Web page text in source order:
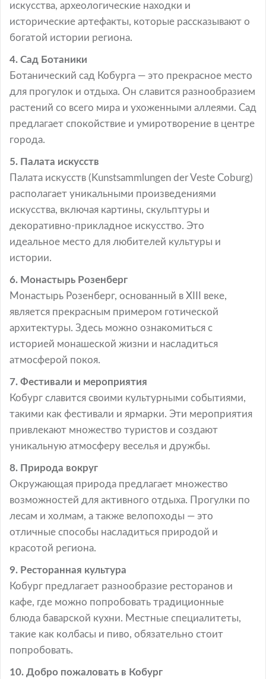
искусства, археологические находки и
исторические артефакты, которые рассказывают о
богатой истории региона.
4. Сад Ботаники
Ботанический сад Кобурга — это прекрасное место
для прогулок и отдыха. Он славится разнообразием
растений со всего мира и ухоженными аллеями. Сад
предлагает спокойствие и умиротворение в центре
города.
5. Палата искусств
Палата искусств (Kunstsammlungen der Veste Coburg)
располагает уникальными произведениями
искусства, включая картины, скульптуры и
декоративно-прикладное искусство. Это
идеальное место для любителей культуры и
истории.
6. Монастырь Розенберг
Монастырь Розенберг, основанный в XIII веке,
является прекрасным примером готической
архитектуры. Здесь можно ознакомиться с
историей монашеской жизни и насладиться
атмосферой покоя.
7. Фестивали и мероприятия
Кобург славится своими культурными событиями,
такими как фестивали и ярмарки. Эти мероприятия
привлекают множество туристов и создают
уникальную атмосферу веселья и дружбы.
8. Природа вокруг
Окружающая природа предлагает множество
возможностей для активного отдыха. Прогулки по
лесам и холмам, а также велопоходы — это
отличные способы насладиться природой и
красотой региона.
9. Ресторанная культура
Кобург предлагает разнообразие ресторанов и
кафе, где можно попробовать традиционные
блюда баварской кухни. Местные специалитеты,
такие как колбасы и пиво, обязательно стоит
попробовать.
10. Добро пожаловать в Кобург